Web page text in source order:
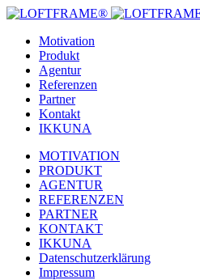
Motivation
Produkt
Agentur
Referenzen
Partner
Kontakt
IKKUNA
MOTIVATION
PRODUKT
AGENTUR
REFERENZEN
PARTNER
KONTAKT
IKKUNA
Datenschutzerklärung
Impressum